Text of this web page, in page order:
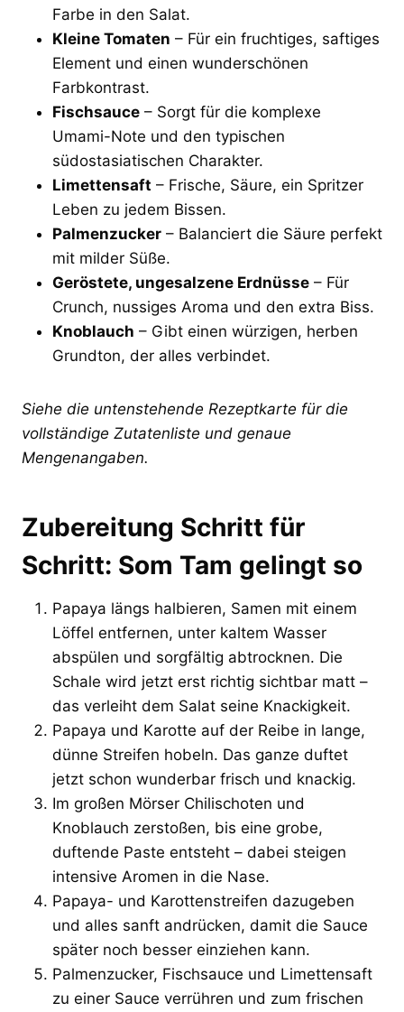
Farbe in den Salat.
Kleine Tomaten – Für ein fruchtiges, saftiges
Element und einen wunderschönen
Farbkontrast.
Fischsauce – Sorgt für die komplexe
Umami-Note und den typischen
südostasiatischen Charakter.
Limettensaft – Frische, Säure, ein Spritzer
Leben zu jedem Bissen.
Palmenzucker – Balanciert die Säure perfekt
mit milder Süße.
Geröstete, ungesalzene Erdnüsse – Für
Crunch, nussiges Aroma und den extra Biss.
Knoblauch – Gibt einen würzigen, herben
Grundton, der alles verbindet.
Siehe die untenstehende Rezeptkarte für die
vollständige Zutatenliste und genaue
Mengenangaben.
Zubereitung Schritt für
Schritt: Som Tam gelingt so
Papaya längs halbieren, Samen mit einem
Löffel entfernen, unter kaltem Wasser
abspülen und sorgfältig abtrocknen. Die
Schale wird jetzt erst richtig sichtbar matt –
das verleiht dem Salat seine Knackigkeit.
Papaya und Karotte auf der Reibe in lange,
dünne Streifen hobeln. Das ganze duftet
jetzt schon wunderbar frisch und knackig.
Im großen Mörser Chilischoten und
Knoblauch zerstoßen, bis eine grobe,
duftende Paste entsteht – dabei steigen
intensive Aromen in die Nase.
Papaya- und Karottenstreifen dazugeben
und alles sanft andrücken, damit die Sauce
später noch besser einziehen kann.
Palmenzucker, Fischsauce und Limettensaft
zu einer Sauce verrühren und zum frischen